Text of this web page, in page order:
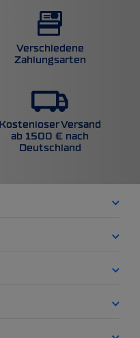
Verschiedene
Zahlungsarten
Kostenloser Versand
ab 1500 € nach
Deutschland